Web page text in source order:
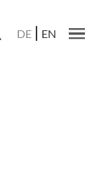
DE EN